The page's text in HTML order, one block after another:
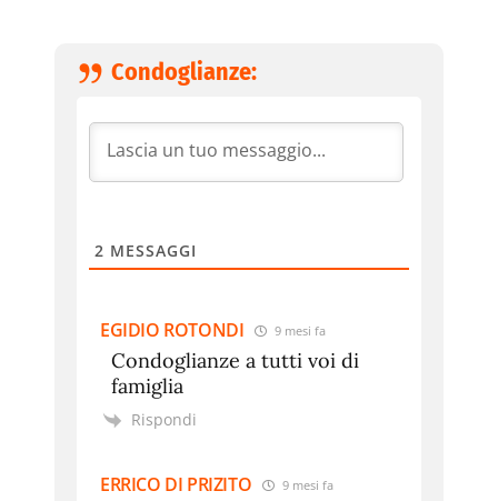
Condoglianze:
2 MESSAGGI
EGIDIO ROTONDI 9 mesi fa
Condoglianze a tutti voi di
famiglia
Rispondi
ERRICO DI PRIZITO 9 mesi fa